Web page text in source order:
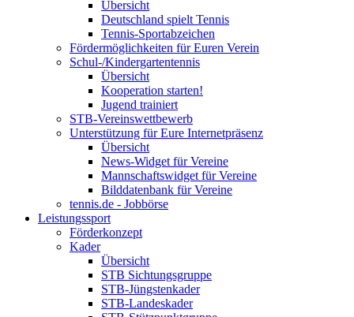
Übersicht
Deutschland spielt Tennis
Tennis-Sportabzeichen
Fördermöglichkeiten für Euren Verein
Schul-/Kindergartentennis
Übersicht
Kooperation starten!
Jugend trainiert
STB-Vereinswettbewerb
Unterstützung für Eure Internetpräsenz
Übersicht
News-Widget für Vereine
Mannschaftswidget für Vereine
Bilddatenbank für Vereine
tennis.de - Jobbörse
Leistungssport
Förderkonzept
Kader
Übersicht
STB Sichtungsgruppe
STB-Jüngstenkader
STB-Landeskader